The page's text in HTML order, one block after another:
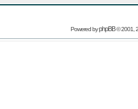
Powered byphpBB© 2001,